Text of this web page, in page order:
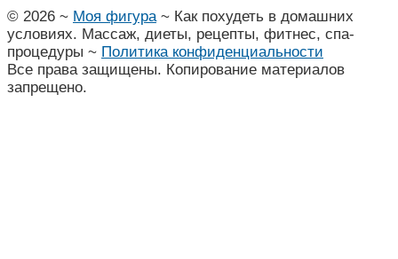
© 2026 ~ Моя фигура~ Как похудеть в домашних
условиях. Массаж, диеты, рецепты, фитнес, спа-
процедуры ~ Политика конфиденциальности
Все права защищены. Копирование материалов
запрещено.